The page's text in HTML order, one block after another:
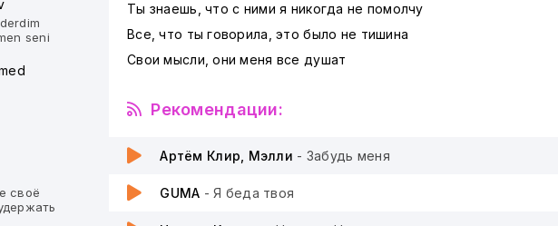
Ты знаешь, что с ними я никогда не помолчу
Все, что ты говорила, это было не тишина
Свои мысли, они меня все душат
Рекомендации:
Артём Клир, Мэлли - Забудь меня
GUMA - Я беда твоя
seni
своё